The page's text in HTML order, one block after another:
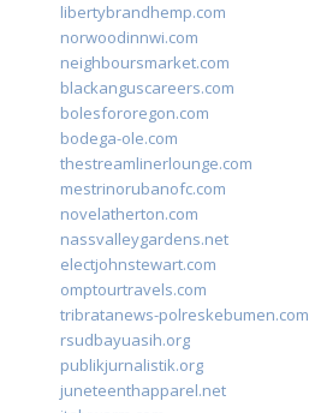
libertybrandhemp.com
norwoodinnwi.com
neighboursmarket.com
blackanguscareers.com
bolesfororegon.com
bodega-ole.com
thestreamlinerlounge.com
mestrinorubanofc.com
novelatherton.com
nassvalleygardens.net
electjohnstewart.com
omptourtravels.com
tribratanews-polreskebumen.com
rsudbayuasih.org
publikjurnalistik.org
juneteenthapparel.net